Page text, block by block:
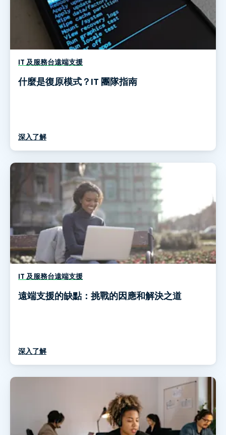
IT 及服務台遠端支援
什麼是復原模式？IT 團隊指南
深入了解
IT 及服務台遠端支援
遠端支援的缺點：挑戰的因應和解決之道
深入了解